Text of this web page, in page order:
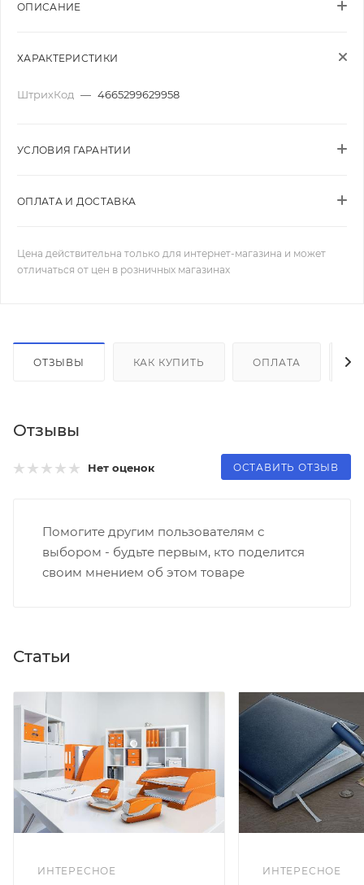
ОПИСАНИЕ
ХАРАКТЕРИСТИКИ
ШтрихКод — 4665299629958
УСЛОВИЯ ГАРАНТИИ
ОПЛАТА И ДОСТАВКА
Цена действительна только для интернет-магазина и может
отличаться от цен в розничных магазинах
ОТЗЫВЫ КАК КУПИТЬ ОПЛАТА
Отзывы
Нет оценок ОСТАВИТЬ ОТЗЫВ
Помогите другим пользователям с
выбором - будьте первым, кто поделится
своим мнением об этом товаре
Статьи
ИНТЕРЕСНОЕ ИНТЕРЕСНОЕ